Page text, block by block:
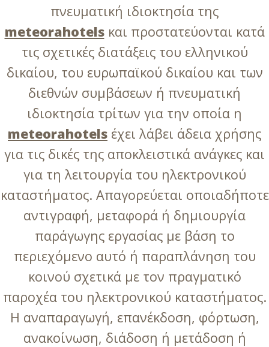
πνευματική ιδιοκτησία της
meteorahotelsκαι προστατεύονται κατά
τις σχετικές διατάξεις του ελληνικού
δικαίου, του ευρωπαϊκού δικαίου και των
διεθνών συμβάσεων ή πνευματική
ιδιοκτησία τρίτων για την οποία η
meteorahotels έχει λάβει άδεια χρήσης
για τις δικές της αποκλειστικά ανάγκες και
για τη λειτουργία του ηλεκτρονικού
καταστήματος. Απαγορεύεται οποιαδήποτε
αντιγραφή, μεταφορά ή δημιουργία
παράγωγης εργασίας με βάση το
περιεχόμενο αυτό ή παραπλάνηση του
κοινού σχετικά με τον πραγματικό
παροχέα του ηλεκτρονικού καταστήματος.
Η αναπαραγωγή, επανέκδοση, φόρτωση,
ανακοίνωση, διάδοση ή μετάδοση ή